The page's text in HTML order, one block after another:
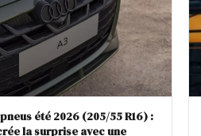
été 2026 (205/55 R16) :
la surprise avec une